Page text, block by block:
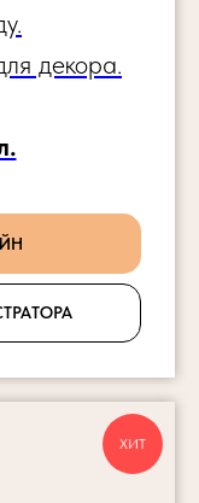
декора.
ХИТ